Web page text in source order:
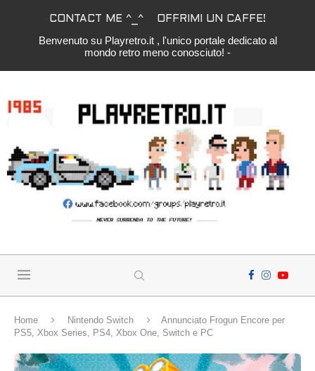
CONTACT ME ^_^ OFFRIMI UN CAFFE!
Benvenuto su Playretro.it , l'unico portale dedicato al
mondo retro meno conosciuto! -
Home Nintendo Switch
Annunciato Frogun Encore per
PS5, Xbox Series, PS4, Xbox One, Switch e PC